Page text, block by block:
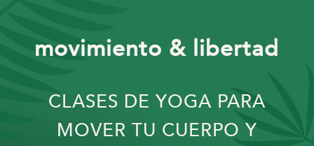
movimiento & libertad
CLASES DE YOGA PARA
MOVER TU CUERPO Y